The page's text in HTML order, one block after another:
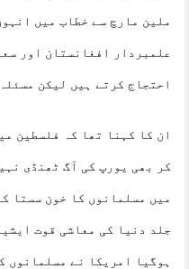
ملین مارچ سے خطاب میں
علمبردار افغانستان اور
احتجاج کرتے ہیں لیکن
کر بھی یورپ کی آگ ٹھنڈی
میں مسلمانوں کا خون سستا
جلد دنیا کی معاشی قوت
ہوگیا امریکا نے مسلمانوں